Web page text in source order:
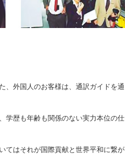
、外国人のお客様は、通訳ガイドを通
学歴も年齢も関係のない実力本位の仕
てはそれが国際貢献と世界平和に繋が